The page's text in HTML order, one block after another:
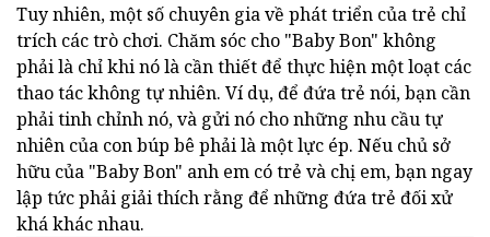
Tuy nhiên, một số chuyên gia về phát triển của trẻ chỉ
trích các trò chơi. Chăm sóc cho "Baby Bon" không
phải là chỉ khi nó là cần thiết để thực hiện một loạt các
thao tác không tự nhiên. Ví dụ, để đứa trẻ nói, bạn cần
phải tinh chỉnh nó, và gửi nó cho những nhu cầu tự
nhiên của con búp bê phải là một lực ép. Nếu chủ sở
hữu của "Baby Bon" anh em có trẻ và chị em, bạn ngay
lập tức phải giải thích rằng để những đứa trẻ đối xử
khá khác nhau.